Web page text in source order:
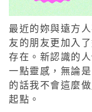
最近的妳與遠方
友的朋友更加入
存在。新認識的
一點靈感，無論
的話我不會這麼
起點。